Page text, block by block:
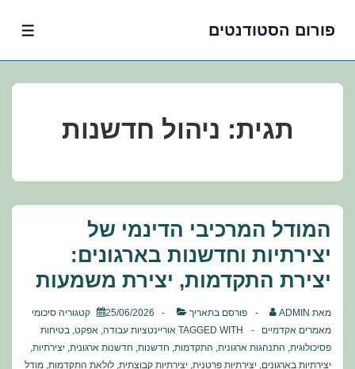
פורום הסטודנטים
תגית: ניהול חדשנות
המודל המרכיבי הדינמי של
יצירתיות וחדשנות בארגונים:
יצירת התקדמות, יצירת משמעות
מאת ADMIN פורסם בתאריך 25/06/2026 קטגוריה סיכומי
מאמרים אקדמיים
TAGGED WITH אוריינטציות עבודה, אפקט, בטיחות
פסיכולוגית, התנהגות ארגונית, התקדמות, חדשנות, חדשנות ארגונית, יצירתיות,
יצירתיות בארגונים, יצירתיות פרטנית, יצירתיות קבוצתית, לולאת התקדמות, מודל